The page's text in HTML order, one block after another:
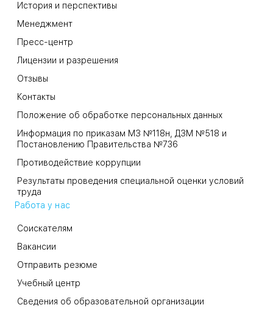
История и перспективы
Менеджмент
Пресс-центр
Лицензии и разрешения
Отзывы
Контакты
Положение об обработке персональных данных
Информация по приказам МЗ №118н, ДЗМ №518 и
Постановлению Правительства №736
Противодействие коррупции
Результаты проведения специальной оценки условий
труда
Работа у нас
Соискателям
Вакансии
Отправить резюме
Учебный центр
Сведения об образовательной организации